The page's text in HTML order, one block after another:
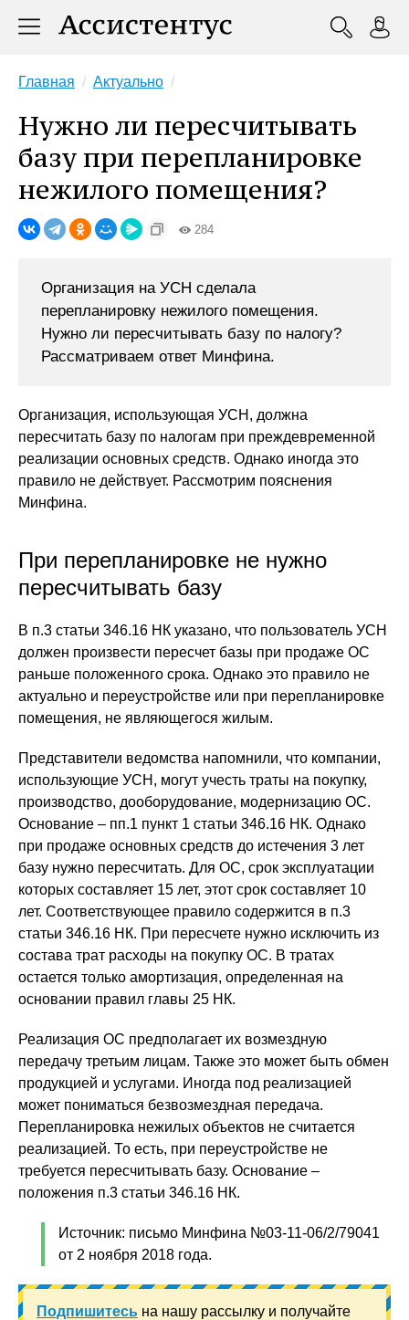
Главная Актуально
Нужно ли пересчитывать
базу при перепланировке
нежилого помещения?
284
Организация на УСН сделала
перепланировку нежилого помещения.
Нужно ли пересчитывать базу по налогу?
Рассматриваем ответ Минфина.
Организация, использующая УСН, должна
пересчитать базу по налогам при преждевременной
реализации основных средств. Однако иногда это
правило не действует. Рассмотрим пояснения
Минфина.
При перепланировке не нужно
пересчитывать базу
В п.3 статьи 346.16 НК указано, что пользователь УСН
должен произвести пересчет базы при продаже ОС
раньше положенного срока. Однако это правило не
актуально и переустройстве или при перепланировке
помещения, не являющегося жилым.
Представители ведомства напомнили, что компании,
использующие УСН, могут учесть траты на покупку,
производство, дооборудование, модернизацию ОС.
Основание – пп.1 пункт 1 статьи 346.16 НК. Однако
при продаже основных средств до истечения 3 лет
базу нужно пересчитать. Для ОС, срок эксплуатации
которых составляет 15 лет, этот срок составляет 10
лет. Соответствующее правило содержится в п.3
статьи 346.16 НК. При пересчете нужно исключить из
состава трат расходы на покупку ОС. В тратах
остается только амортизация, определенная на
основании правил главы 25 НК.
Реализация ОС предполагает их возмездную
передачу третьим лицам. Также это может быть обмен
продукцией и услугами. Иногда под реализацией
может пониматься безвозмездная передача.
Перепланировка нежилых объектов не считается
реализацией. То есть, при переустройстве не
требуется пересчитывать базу. Основание –
положения п.3 статьи 346.16 НК.
Источник: письмо Минфина №03-11-06/2/79041
от 2 ноября 2018 года.
Подпишитесь на нашу рассылку и получайте